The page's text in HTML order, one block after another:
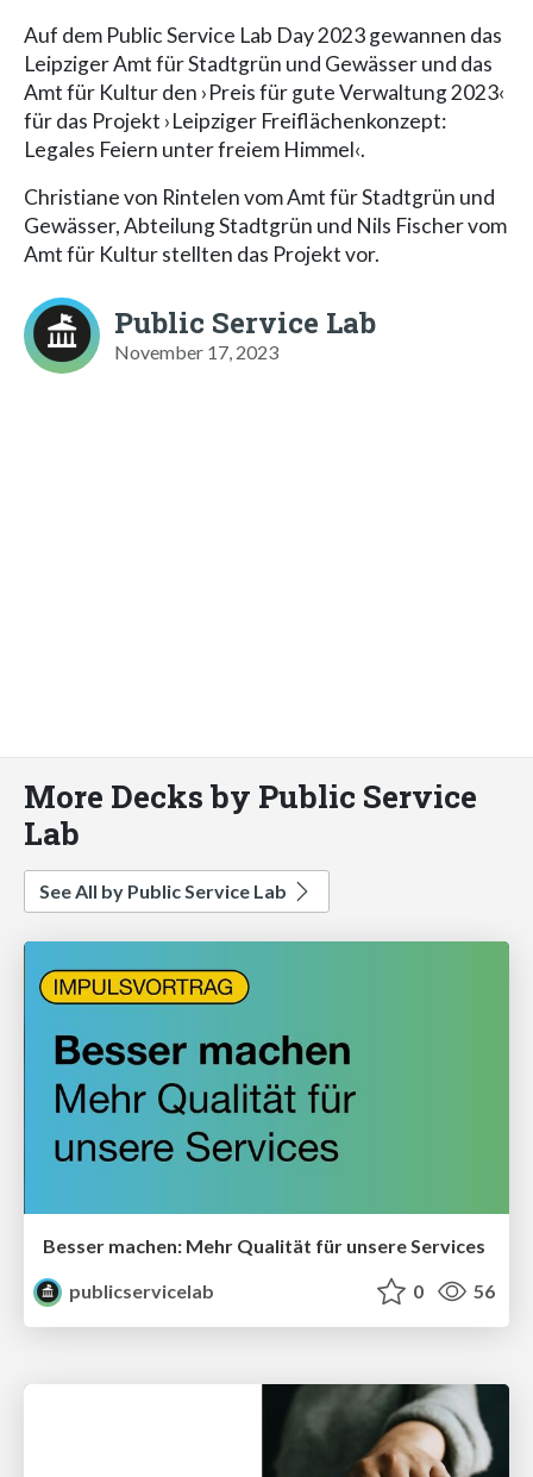
Auf dem Public Service Lab Day 2023 gewannen das
Leipziger Amt für Stadtgrün und Gewässer und das
Amt für Kultur den ›Preis für gute Verwaltung 2023‹
für das Projekt ›Leipziger Freiflächenkonzept:
Legales Feiern unter freiem Himmel‹.
Christiane von Rintelen vom Amt für Stadtgrün und
Gewässer, Abteilung Stadtgrün und Nils Fischer vom
Amt für Kultur stellten das Projekt vor.
Public Service Lab
November 17, 2023
More Decks by Public Service
Lab
See All by Public Service Lab
Besser machen: Mehr Qualität für unsere Services
publicservicelab
0 56